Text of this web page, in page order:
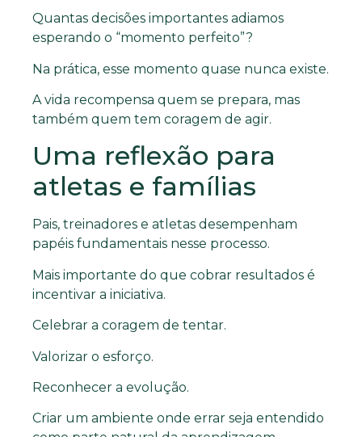
Quantas decisões importantes adiamos
esperando o “momento perfeito”?
Na prática, esse momento quase nunca existe.
A vida recompensa quem se prepara, mas
também quem tem coragem de agir.
Uma reflexão para
atletas e famílias
Pais, treinadores e atletas desempenham
papéis fundamentais nesse processo.
Mais importante do que cobrar resultados é
incentivar a iniciativa.
Celebrar a coragem de tentar.
Valorizar o esforço.
Reconhecer a evolução.
Criar um ambiente onde errar seja entendido